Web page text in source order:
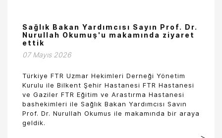
Sağlık Bakan Yardımcısı Sayın Prof. Dr.
Nurullah Okumuş'u makamında ziyaret
ettik
07 Mayıs 2026
Türkiye FTR Uzmar Hekimleri Derneği Yönetim
Kurulu ile Bilkent Şehir Hastanesi FTR Hastanesi
ve Gaziler FTR Eğitim ve Arastırma Hastanesi
bashekimleri ile Sağlık Bakan Yardımcısı Savın
Prof. Dr. Nurullah Okumus ile makamında bir araya
geldik.